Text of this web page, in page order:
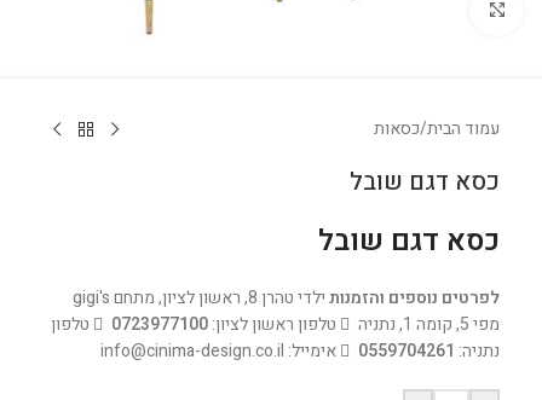
עמוד הבית/כסאות
כסא דגם שובל
כסא דגם שובל
לפרטים נוספים והזמנותילדי טהרן 8, ראשון לציון, מתחם gigi's
מפי 5, קומה 1, נתניה
טלפון ראשון לציון:0723977100
טלפון
נתניה: 0559704261 אימייל: info@cinima-design.co.il